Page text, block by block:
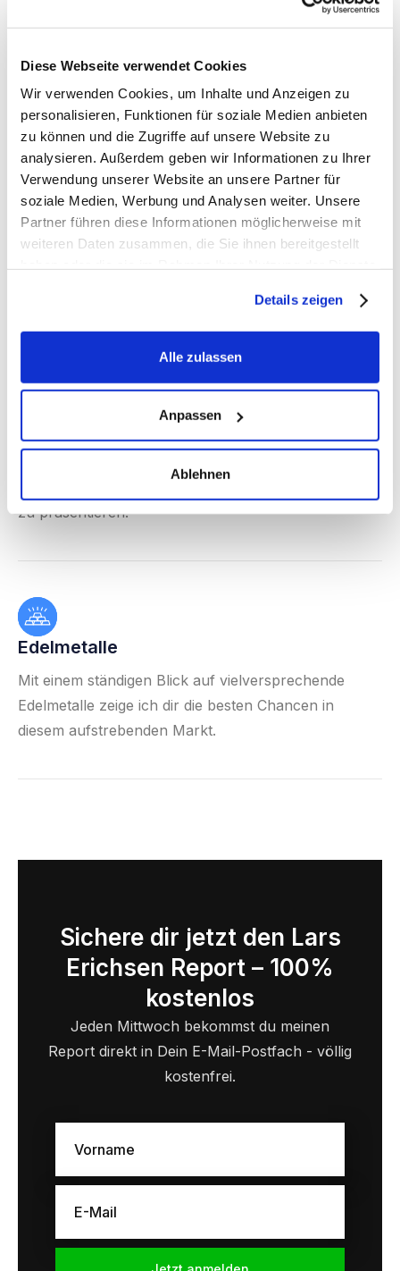
Diese Webseite verwendet Cookies
Wir verwenden Cookies, um Inhalte und Anzeigen zu
personalisieren, Funktionen für soziale Medien anbieten
zu können und die Zugriffe auf unsere Website zu
analysieren. Außerdem geben wir Informationen zu Ihrer
Verwendung unserer Website an unsere Partner für
soziale Medien, Werbung und Analysen weiter. Unsere
Partner führen diese Informationen möglicherweise mit
weiteren Daten zusammen, die Sie ihnen bereitgestellt
Impressum.
Details zeigen
Alle zulassen
Anpassen
Ablehnen
herausragenden Aktien, um dir die besten
Investitionsmöglichkeiten zu präsentieren.
Kryptowährungen
Ich verfolge kontinuierlich vielversprechende
Kryptowährungen und zeige dir die besten Optionen
in dieser aufstrebenden Branche.
zu präsentieren.
Edelmetalle
Mit einem ständigen Blick auf vielversprechende
Edelmetalle zeige ich dir die besten Chancen in
diesem aufstrebenden Markt.
Sichere dir jetzt den Lars
Erichsen Report – 100%
kostenlos
Jeden Mittwoch bekommst du meinen
Report direkt in Dein E-Mail-Postfach - völlig
kostenfrei.